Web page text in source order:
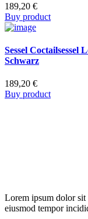
189,20 €
Buy product
Sessel Coctailsessel
Schwarz
189,20 €
Buy product
Lorem ipsum dolor sit
eiusmod tempor